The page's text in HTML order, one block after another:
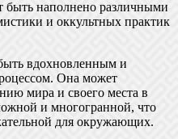
быть наполнено различными
и оккультных практик
вдохновленным и
Она может
мира и своего места в
и многогранной, что
для окружающих.